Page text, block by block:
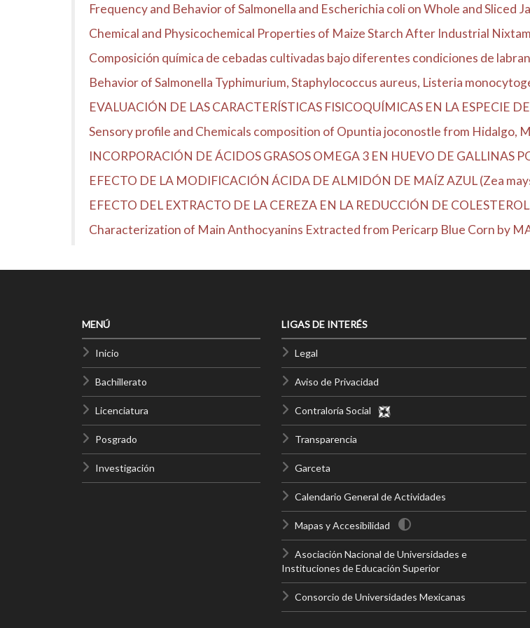
Frequency and Behavior of Salmonella and Escherichia coli on Whole and Sliced
Chemical and Physicochemical Properties of Maize Starch After Industrial
Composición química de cebadas cultivadas bajo diferentes condiciones de
Behavior of Salmonella Typhimurium, Staphylococcus aureus, Listeria
EVALUACIÓN DE LAS CARACTERÍSTICAS FISICOQUÍMICAS EN LA ESPECIE
Sensory profile and Chemicals composition of Opuntia joconostle from Hidalgo,
INCORPORACIÓN DE ÁCIDOS GRASOS OMEGA 3 EN HUEVO DE GALLINAS
EFECTO DE LA MODIFICACIÓN ÁCIDA DE ALMIDÓN DE MAÍZ AZUL (Zea
EFECTO DEL EXTRACTO DE LA CEREZA EN LA REDUCCIÓN DE
Characterization of Main Anthocyanins Extracted from Pericarp Blue Corn by
MENÚ
Inicio
Bachillerato
Licenciatura
Posgrado
Investigación
LIGAS DE INTERÉS
Legal
Aviso de Privacidad
Contraloría Social
Transparencia
Garceta
Calendario General de Actividades
Mapas y Accesibilidad
Asociación Nacional de Universidades e
Instituciones de Educación Superior
Consorcio de Universidades Mexicanas